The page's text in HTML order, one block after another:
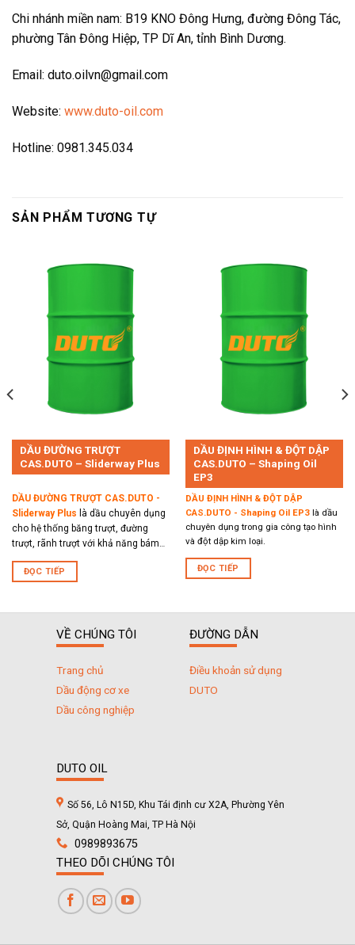
Chi nhánh miền nam: B19 KNO Đông Hưng, đường Đông Tác,
phường Tân Đông Hiệp, TP Dĩ An, tỉnh Bình Dương.
Email: duto.oilvn@gmail.com
Website: www.duto-oil.com
Hotline: 0981.345.034
SẢN PHẨM TƯƠNG TỰ
DẦU ĐƯỜNG TRƯỢT
CAS.DUTO – Sliderway Plus
DẦU ĐƯỜNG TRƯỢT CAS.DUTO -
Sliderway Plus là dầu chuyên dụng
cho hệ thống băng trượt, đường
trượt, rãnh trượt với khả năng bám
ĐỌC TIẾP
DẦU ĐỊNH HÌNH & ĐỘT DẬP
CAS.DUTO – Shaping Oil
EP3
DẦU ĐỊNH HÌNH & ĐỘT DẬP
CAS.DUTO - Shaping Oil EP3 là dầu
chuyên dụng trong gia công tạo hình
và đột dập kim loại.
ĐỌC TIẾP
VỀ CHÚNG TÔI
Trang chủ
Dầu động cơ xe
Dầu công nghiệp
ĐƯỜNG DẪN
Điều khoản sử dụng
DUTO
DUTO OIL
Số 56, Lô N15D, Khu Tái định cư X2A, Phường Yên
Sở, Quận Hoàng Mai, TP Hà Nội
0989893675
THEO DÕI CHÚNG TÔI